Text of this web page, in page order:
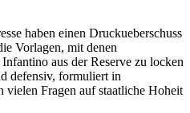
haben einen Druckueberschuss
Vorlagen, mit denen
aus der Reserve zu locken
defensiv, formuliert in
Fragen auf staatliche Hoheit